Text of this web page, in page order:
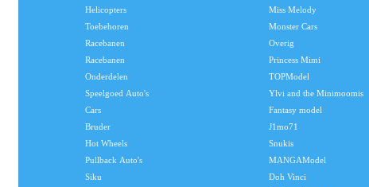
Helicopters
Toebehoren
Racebanen
Racebanen
Onderdelen
Speelgoed Auto's
Cars
Bruder
Hot Wheels
Pullback Auto's
Siku
Miss Melody
Monster Cars
Overig
Princess Mimi
TOPModel
Ylvi and the Minimoomis
Fantasy model
J1mo71
Snukis
MANGAModel
Doh Vinci